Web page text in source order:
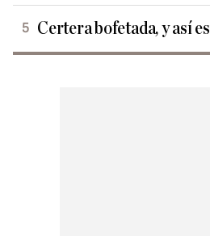
Certera bofetada, y así es